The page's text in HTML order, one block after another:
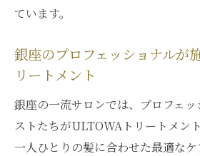
ています。
銀座のプロフェッショナルが
リートメント
銀座の一流サロンでは、プロフェッ
ストたちがULTOWAトリートメン
一人ひとりの髪に合わせた最適な